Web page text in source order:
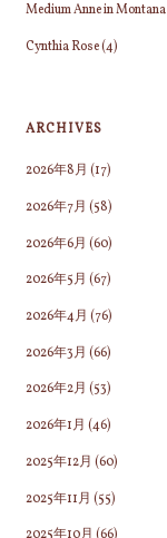
Medium Anne in Montana
Cynthia Rose(4)
ARCHIVES
2026年8月 (17)
2026年7月 (58)
2026年6月 (60)
2026年5月 (67)
2026年4月 (76)
2026年3月 (66)
2026年2月 (53)
2026年1月 (46)
2025年12月 (60)
2025年11月 (55)